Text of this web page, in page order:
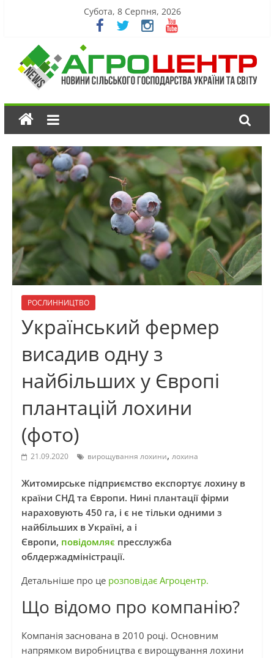
Субота, 8 Серпня, 2026
РОСЛИННИЦТВО
Український фермер
висадив одну з
найбільших у Європі
плантацій лохини
(фото)
21.09.2020 вирощування лохини, лохина
Житомирське підприємство експортує лохину в
країни СНД та Європи. Нині плантації фірми
нараховують 450 га, і є не тільки одними з
найбільших в Україні, а і
Європи, повідомляє пресслужба
облдержадміністрації.
Детальніше про це розповідає Агроцентр.
Що відомо про компанію?
Компанія заснована в 2010 році. Основним
напрямком виробництва є вирощування лохини